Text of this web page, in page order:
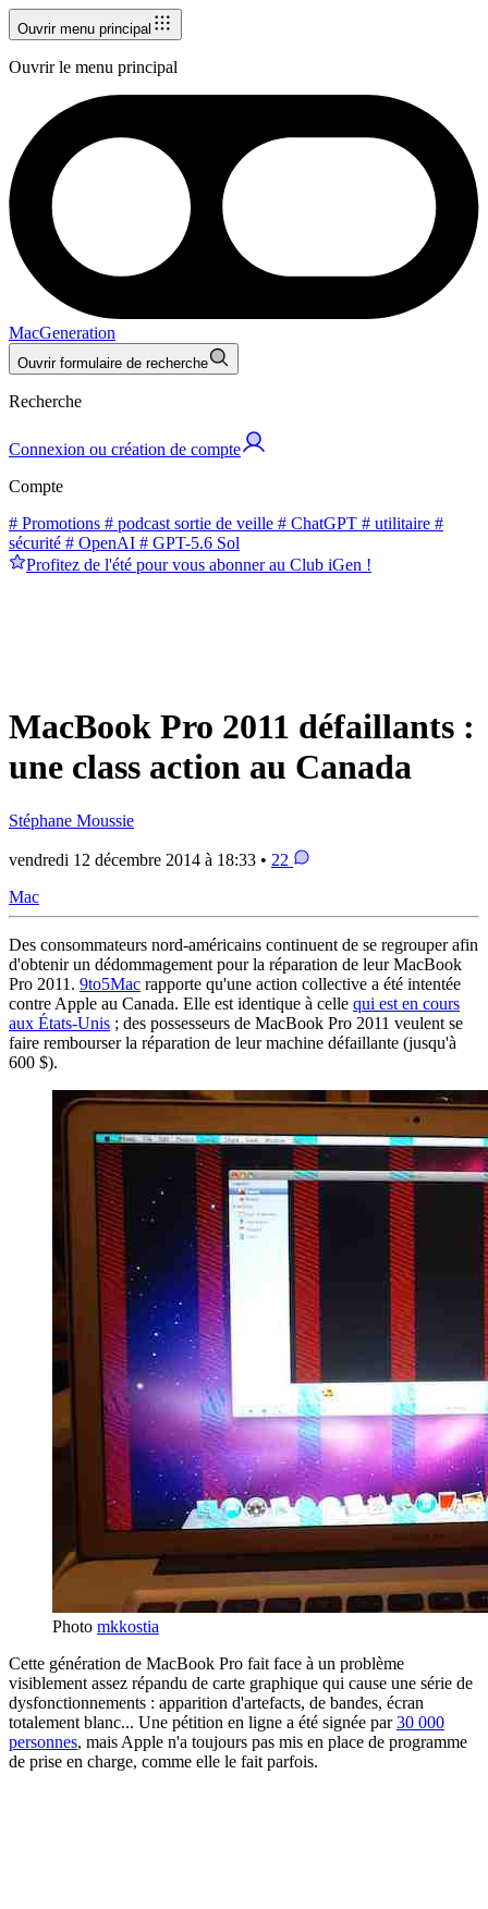
Ouvrir menu principal
Ouvrir le menu principal
MacGeneration
Ouvrir formulaire de recherche
Recherche
Connexion ou création de compte
Compte
# Promotions # podcast sortie de veille # ChatGPT # utilitaire #
sécurité # OpenAI # GPT-5.6 Sol
Profitez de l'été pour vous abonner au Club iGen !
MacBook Pro 2011 défaillants :
une class action au Canada
Stéphane Moussie
vendredi 12 décembre 2014 à 18:33 • 22
Mac
Des consommateurs nord-américains continuent de se regrouper afin
d'obtenir un dédommagement pour la réparation de leur MacBook
Pro 2011. 9to5Mac rapporte qu'une action collective a été intentée
contre Apple au Canada. Elle est identique à celle qui est en cours
aux États-Unis ; des possesseurs de MacBook Pro 2011 veulent se
faire rembourser la réparation de leur machine défaillante (jusqu'à
600 $).
Photo mkkostia
Cette génération de MacBook Pro fait face à un problème
visiblement assez répandu de carte graphique qui cause une série de
dysfonctionnements : apparition d'artefacts, de bandes, écran
totalement blanc... Une pétition en ligne a été signée par30 000
personnes, mais Apple n'a toujours pas mis en place de programme
de prise en charge, comme elle le fait parfois.